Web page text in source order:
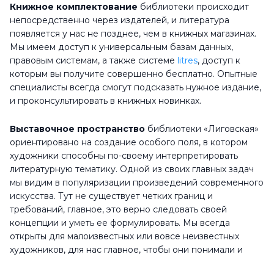
lermontovka-spb.ru
+7 (812) 764-31-71
Расписание
Понедельник
9:00 - 20:00
Вторник
9:00 - 20:00
Среда
9:00 - 20:00
Четверг
9:00 - 20:00
Пятница
9:00 - 20:00
Суббота
10:00 - 18:00
Книжное комплектование библиотеки происходит
непосредственно через издателей, и литература
появляется у нас не позднее, чем в книжных магазинах.
Мы имеем доступ к универсальным базам данных,
правовым системам, а также системе litres, доступ к
которым вы получите совершенно бесплатно. Опытные
специалисты всегда смогут подсказать нужное издание,
и проконсультировать в книжных новинках.
Выставочное пространство библиотеки «Лиговская»
ориентировано на создание особого поля, в котором
художники способны по-своему интерпретировать
литературную тематику. Одной из своих главных задач
мы видим в популяризации произведений современного
искусства. Тут не существует четких границ и
требований, главное, это верно следовать своей
концепции и уметь ее формулировать. Мы всегда
открыты для малоизвестных или вовсе неизвестных
художников, для нас главное, чтобы они понимали и